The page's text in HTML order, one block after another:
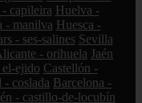
- capileira Huelva -
- manilva Huesca -
- ses-salines Sevilla
- orihuela Jaén
ejido Castellón -
- coslada Barcelona -
- castillo-de-locubín